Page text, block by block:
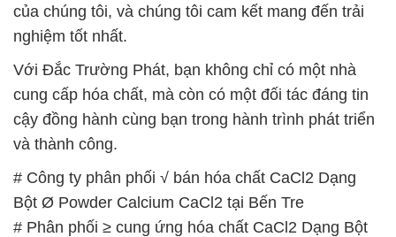
của chúng tôi, và chúng tôi cam kết mang đến trải
nghiệm tốt nhất.
Với Đắc Trường Phát, bạn không chỉ có một nhà
cung cấp hóa chất, mà còn có một đối tác đáng tin
cậy đồng hành cùng bạn trong hành trình phát triển
và thành công.
# Công ty phân phối √ bán hóa chất CaCl2 Dạng
Bột Ø Powder Calcium CaCl2 tại Bến Tre
# Phân phối ≥ cung ứng hóa chất CaCl2 Dạng Bột